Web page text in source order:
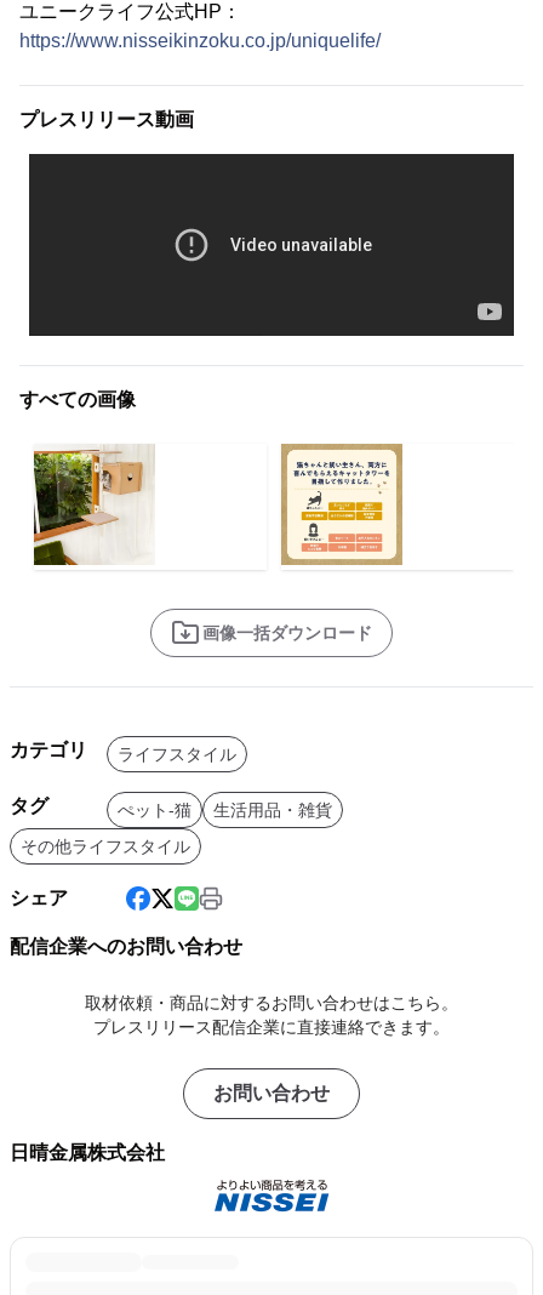
ユニークライフ公式HP：
https://www.nisseikinzoku.co.jp/uniquelife/
プレスリリース動画
すべての画像
画像一括ダウンロード
カテゴリ ライフスタイル
タグ ぺット-猫
生活用品・雑貨
その他ライフスタイル
シェア
配信企業へのお問い合わせ
取材依頼・商品に対するお問い合わせはこちら。
プレスリリース配信企業に直接連絡できます。
お問い合わせ
日晴金属株式会社